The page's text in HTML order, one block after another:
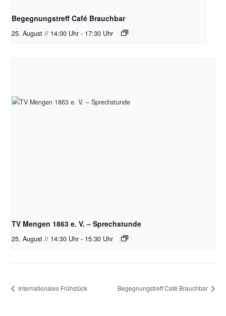
Begegnungstreff Café Brauchbar
25. August // 14:00 Uhr - 17:30 Uhr
TV Mengen 1863 e. V. – Sprechstunde
25. August // 14:30 Uhr - 15:30 Uhr
Internationales Frühstück Begegnungstreff Café Brauchbar